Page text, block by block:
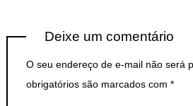
Deixe um comentário
O seu endereço de e-mail não será
obrigatórios são marcados com *